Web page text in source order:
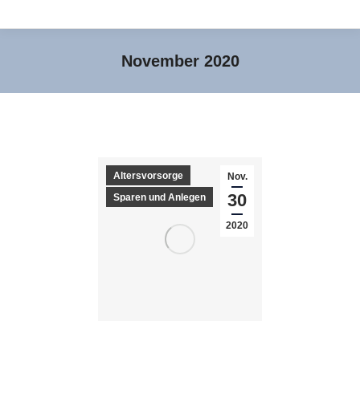
November 2020
Nov.
30
2020
Altersvorsorge
Sparen und Anlegen